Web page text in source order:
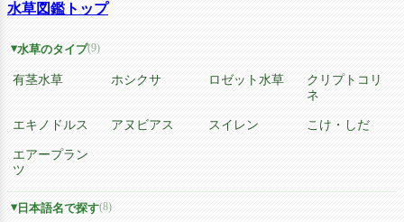
水草図鑑トップ
水草のタイプ(9)
有茎水草 ホシクサ ロゼット水草
クリプトコリ
ネ
エキノドルス アヌビアス スイレン こけ・しだ
エアープラン
ツ
日本語名で探す(8)